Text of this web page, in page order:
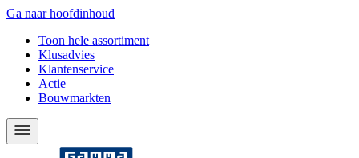
Ga naar hoofdinhoud
Toon hele assortiment
Klusadvies
Klantenservice
Actie
Bouwmarkten